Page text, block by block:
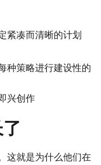
紧凑而清晰的计划
种策略进行建设性的
兴创作
这就是为什么他们在